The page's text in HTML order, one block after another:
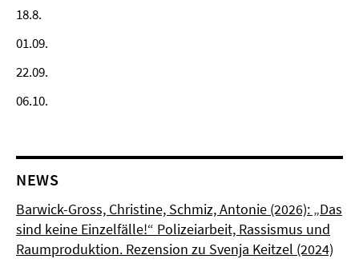
18.8.
01.09.
22.09.
06.10.
NEWS
Barwick-Gross, Christine, Schmiz, Antonie (2026): „Das
sind keine Einzelfälle!“ Polizeiarbeit, Rassismus und
Raumproduktion. Rezension zu Svenja Keitzel (2024)